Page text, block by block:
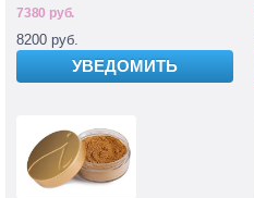
7380 руб.
8200 руб.
УВЕДОМИТЬ